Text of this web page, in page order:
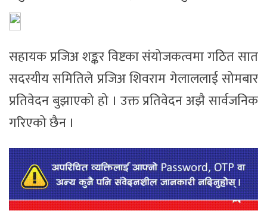
सहायक प्रजिअ शङ्कर विष्टका संयोजकत्वमा गठित सात
सदस्यीय समितिले प्रजिअ शिवराम गेलाललाई सोमबार
प्रतिवेदन बुझाएको हो । उक्त प्रतिवेदन अझै सार्वजनिक
गरिएको छैन ।